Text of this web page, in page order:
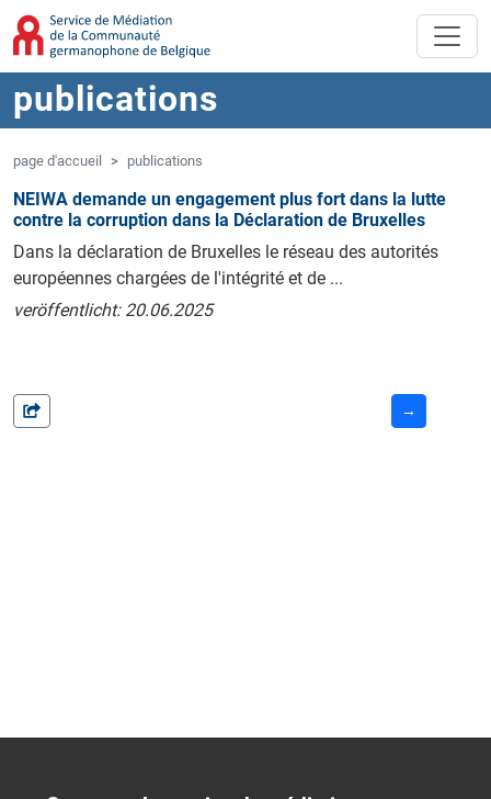
Aller au contenu principal
Sauter à la navigation
publications
page d'accueil publications
NEIWA demande un engagement plus fort dans la lutte
contre la corruption dans la Déclaration de Bruxelles
Dans la déclaration de Bruxelles le réseau des autorités
européennes chargées de l'intégrité et de ...
veröffentlicht: 20.06.2025
→